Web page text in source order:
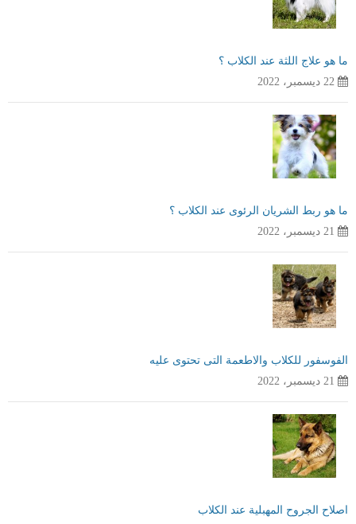
ما هو علاج اللثة عند الكلاب ؟
22 ديسمبر، 2022
ما هو ربط الشريان الرئوى عند الكلاب ؟
21 ديسمبر، 2022
الفوسفور للكلاب والاطعمة التى تحتوى عليه
21 ديسمبر، 2022
اصلاح الجروح المهبلية عند الكلاب